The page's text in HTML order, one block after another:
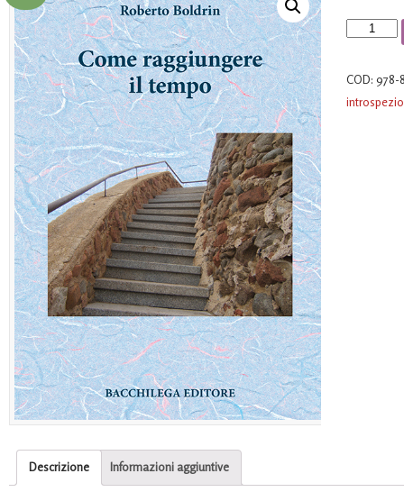
Come
il
tempo
COD:978-
Descrizione Informazioni aggiuntive